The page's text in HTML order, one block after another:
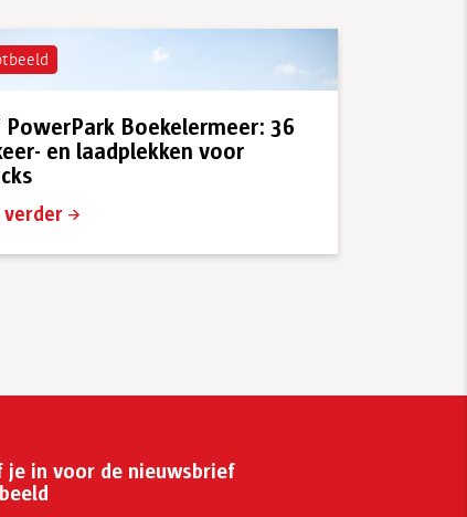
PowerPark Boekelermeer: 36
en laadplekken voor
verder
je in voor de nieuwsbrief